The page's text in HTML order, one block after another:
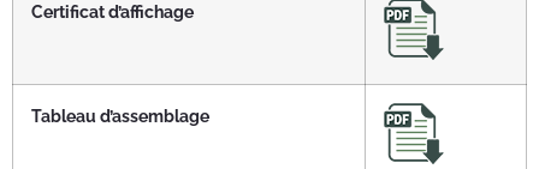
Certificat d’affichage
Tableau d’assemblage